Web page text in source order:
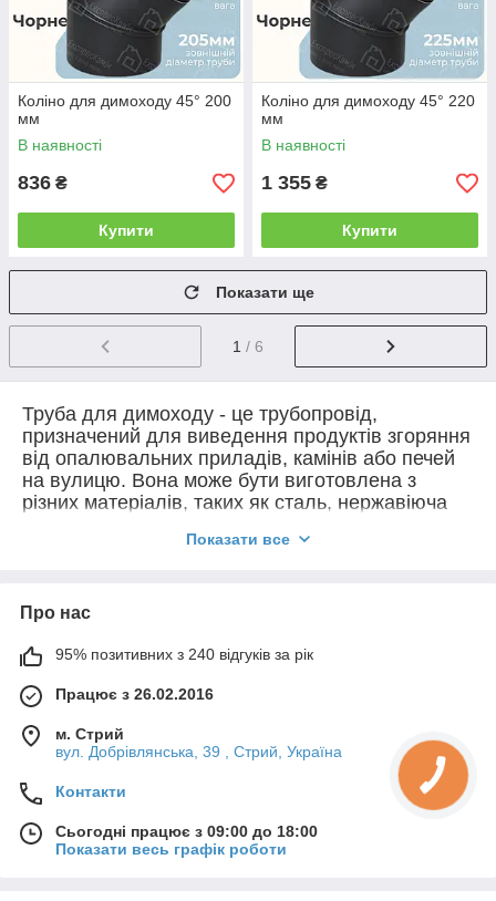
Коліно для димоходу 45° 200
мм
В наявності
836 ₴
Купити
Коліно для димоходу 45° 220
мм
В наявності
1 355 ₴
Купити
Показати ще
1 / 6
Труба для димоходу - це трубопровід,
призначений для виведення продуктів згоряння
від опалювальних приладів, камінів або печей
на вулицю. Вона може бути виготовлена з
різних матеріалів, таких як сталь, нержавіюча
Емальована сталь - це один з можливих
стійким до корозії, що робить його популярним в
використана для труб різного діаметру, залежно
відведені.
Труба для димоходу з емальованої сталі
складається з великої кількості з'єднувальних
елементів, які забезпечують міцність та стійкість
конструкції. Емальована сталь надійно захищає
внутрішню поверхню труби від корозії та інших
видів зносу, що збільшує термін експлуатації
труби.
Показати все
Про нас
95% позитивних з 240 відгуків за рік
Працює з 26.02.2016
м. Стрий
вул. Добрівлянська, 39 , Стрий, Україна
Контакти
Сьогодні працює з 09:00 до 18:00
Показати весь графік роботи